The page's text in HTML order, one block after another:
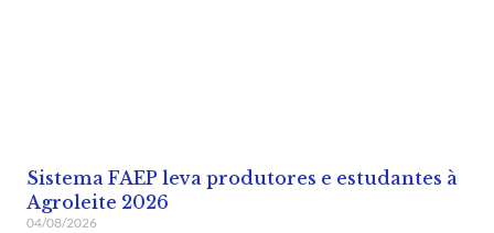
Sistema FAEP leva produtores e estudantes à
Agroleite 2026
04/08/2026